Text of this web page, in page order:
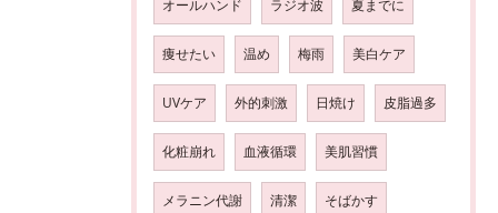
オールハンド ラジオ波 夏までに
痩せたい 温め 梅雨 美白ケア
UVケア 外的刺激 日焼け 皮脂過多
化粧崩れ 血液循環 美肌習慣
メラニン代謝 清潔 そばかす